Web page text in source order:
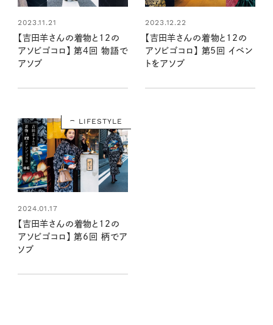
2023.11.21
【吉田羊さんの着物と12の
アソビゴコロ】 第4回 物語で
アソブ
2023.12.22
【吉田羊さんの着物と12の
アソビゴコロ】 第5回 イベン
トをアソブ
LIFESTYLE
2024.01.17
【吉田羊さんの着物と12の
アソビゴコロ】 第6回 柄でア
ソブ